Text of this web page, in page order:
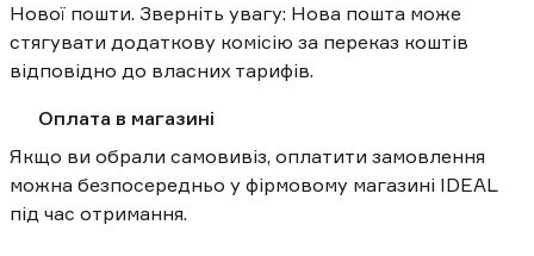
Нової пошти. Зверніть увагу: Нова пошта може
стягувати додаткову комісію за переказ коштів
відповідно до власних тарифів.
Оплата в магазині
Якщо ви обрали самовивіз, оплатити замовлення
можна безпосередньо у фірмовому магазині IDEAL
під час отримання.